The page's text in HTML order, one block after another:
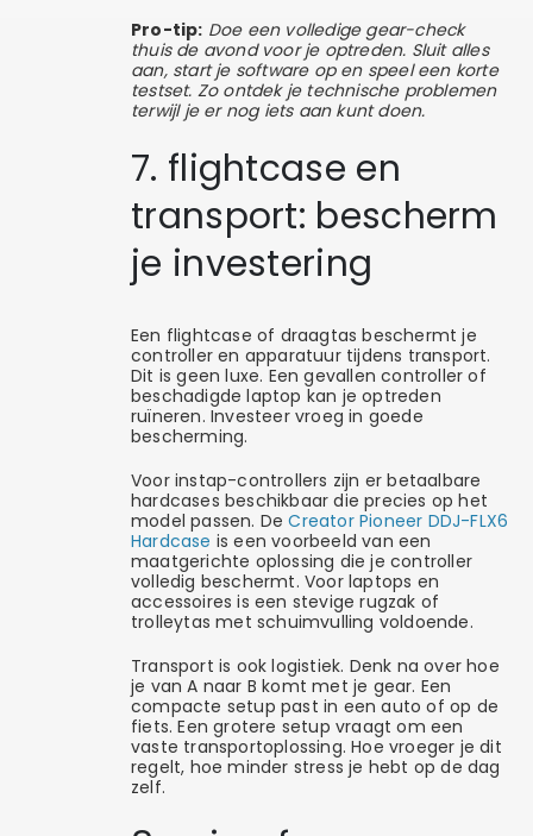
Pro-tip: Doe een volledige gear-check
thuis de avond voor je optreden. Sluit alles
aan, start je software op en speel een korte
testset. Zo ontdek je technische problemen
terwijl je er nog iets aan kunt doen.
7. flightcase en
transport: bescherm
je investering
Een flightcase of draagtas beschermt je
controller en apparatuur tijdens transport.
Dit is geen luxe. Een gevallen controller of
beschadigde laptop kan je optreden
ruïneren. Investeer vroeg in goede
bescherming.
Voor instap-controllers zijn er betaalbare
hardcases beschikbaar die precies op het
model passen. DeCreator Pioneer DDJ-FLX6
Hardcase is een voorbeeld van een
maatgerichte oplossing die je controller
volledig beschermt. Voor laptops en
accessoires is een stevige rugzak of
trolleytas met schuimvulling voldoende.
Transport is ook logistiek. Denk na over hoe
je van A naar B komt met je gear. Een
compacte setup past in een auto of op de
fiets. Een grotere setup vraagt om een
vaste transportoplossing. Hoe vroeger je dit
regelt, hoe minder stress je hebt op de dag
zelf.